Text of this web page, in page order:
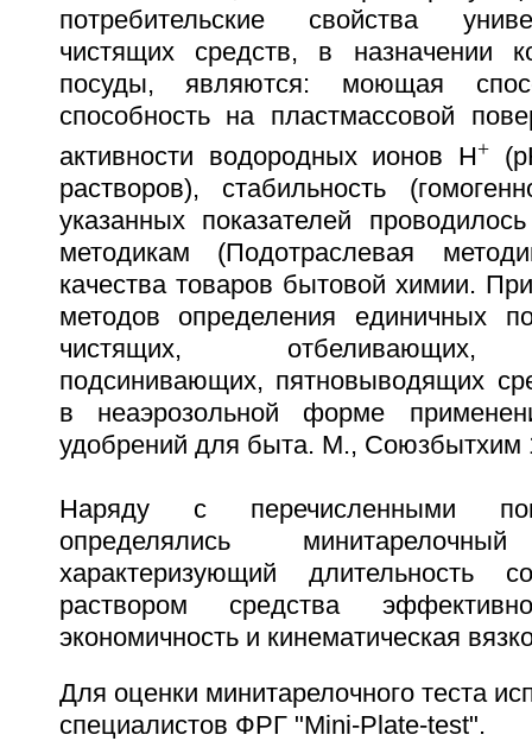
потребительские свойства
чистящих средств, в назначении
посуды, являются: моющая
способность на пластмассовой
активности водородных ионов Н+
растворов), стабильность
указанных показателей
методикам (Подотраслевая
качества товаров бытовой химии.
методов определения единичных
чистящих, отбеливающих,
подсинивающих, пятновыводящих
в неаэрозольной форме
удобрений для быта. М., Союзбытхим
Наряду с перечисленными
определялись минитарелочный
характеризующий длительность
раствором средства
экономичность и кинематическая
Для оценки минитарелочного теста
специалистов ФРГ "Mini-Plate-test".